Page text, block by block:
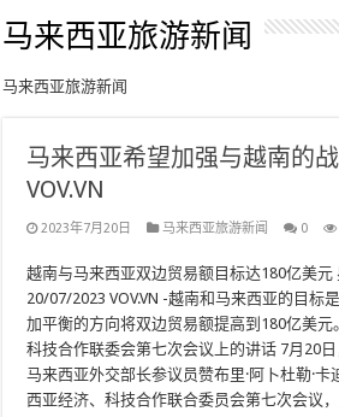
马来西亚旅游新闻
马来西亚旅游新闻
马来西亚希望加强与越南的
VOV.VN
2023年7月20日 马来西亚旅游新闻 0
越南与马来西亚双边贸易额目标达180亿美元
20/07/2023 VOV.VN -越南和马来西亚的目标
加平衡的方向将双边贸易额提高到180亿美
科技合作联委会第七次会议上的讲话 7月20
马来西亚外交部长参议员赞布里·阿卜杜勒·
西亚经济、科技合作联合委员会第七次会议